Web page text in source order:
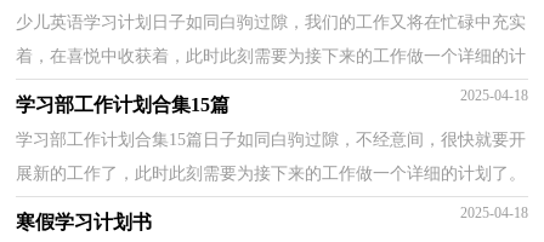
少儿英语学习计划日子如同白驹过隙，我们的工作又将在忙碌中充实
着，在喜悦中收获着，此时此刻需要为接下来的工作做一个详细的计
划了。好的计划是什么样的呢？以下是小编为大家整理...
学习部工作计划合集15篇 2025-04-18
学习部工作计划合集15篇日子如同白驹过隙，不经意间，很快就要开
展新的工作了，此时此刻需要为接下来的工作做一个详细的计划了。
我们该怎么拟定计划呢？下面是小编为大家收集的学习...
寒假学习计划书 2025-04-18